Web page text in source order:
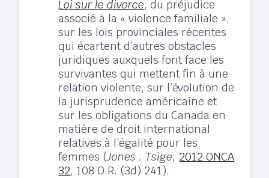
Loi sur le divorce, du préjudice
associé à la « violence familiale »,
sur les lois provinciales récentes
qui écartent d’autres obstacles
juridiques auxquels font face les
survivantes qui mettent fin à une
relation violente, sur l’évolution de
la jurisprudence américaine et
sur les obligations du Canada en
matière de droit international
relatives à l’égalité pour les
femmes (Jones . Tsige, 2012 ONCA
32, 108 O.R. (3d) 241).